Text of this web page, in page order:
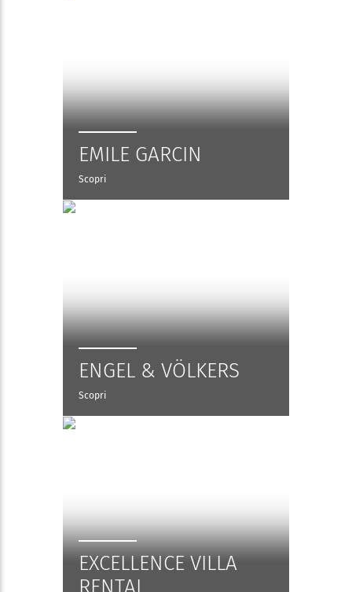
EMILE GARCIN
Scopri
ENGEL & VÖLKERS
Scopri
EXCELLENCE VILLA